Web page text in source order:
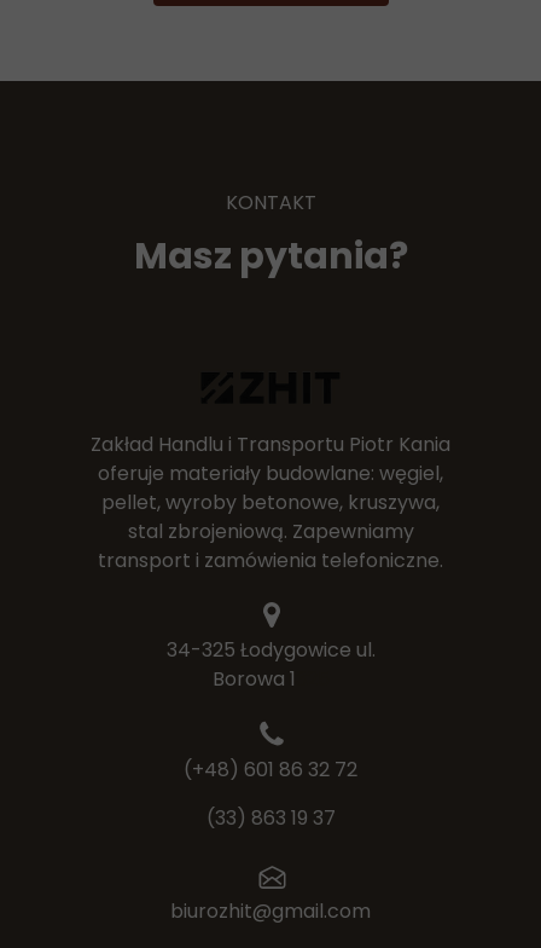
(+48) 601 86 32 72
(33) 863 19 37
biurozhit@gmail.com
34-325 Łodygowice ul.
Borowa 1
Zakład Handlu i Transportu Piotr Kania
oferuje materiały budowlane: węgiel,
pellet, wyroby betonowe, kruszywa,
stal zbrojeniową. Zapewniamy
transport i zamówienia telefoniczne.
KONTAKT
Masz pytania?